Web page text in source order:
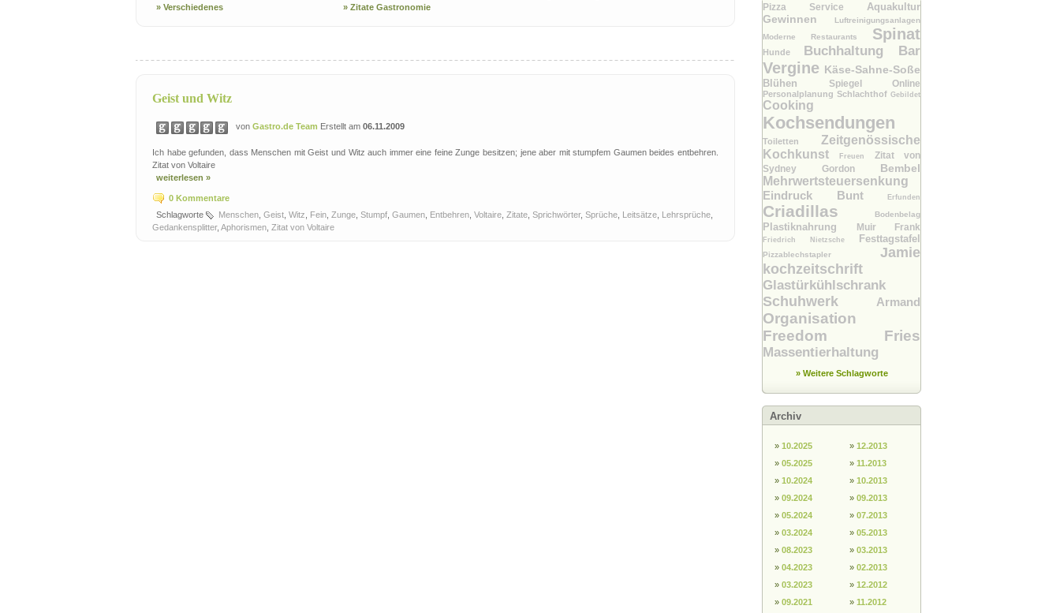
» Verschiedenes
» Zitate Gastronomie
Geist und Witz
von Gastro.de Team Erstellt am 06.11.2009
Ich habe gefunden, dass Menschen mit Geist und Witz auch immer eine feine Zunge besitzen; jene aber mit stumpfem Gaumen beides entbehren.
Zitat von Voltaire
weiterlesen »
0 Kommentare
Schlagworte
Menschen Geist Witz Fein Zunge Stumpf Gaumen Entbehren Voltaire Zitate Sprichwörter, Sprüche Leitsätze Lehrsprüche
Gedankensplitter, Aphorismen Zitat von Voltaire
Pizza Service Aquakultur
Gewinnen
Luftreinigungsanlagen
Moderne Restaurants Spinat
Hunde Buchhaltung Bar
Vergine Käse-Sahne-Soße
Blühen Spiegel Online
Personalplanung Schlachthof Gebildet
Cooking
Kochsendungen
Toiletten Zeitgenössische
KochkunstFreuen Zitat von
Sydney Gordon Bembel
Mehrwertsteuersenkung
Eindruck Bunt Erfunden
Criadillas Bodenbelag
Plastiknahrung Muir Frank
Friedrich Nietzsche Festtagstafel
Pizzablechstapler Jamie
kochzeitschrift
Glastürkühlschrank
Schuhwerk Armand
Organisation
Freedom Fries
Massentierhaltung
» Weitere Schlagworte
Archiv
» 10.2025
» 05.2025
» 10.2024
» 09.2024
» 05.2024
» 03.2024
» 08.2023
» 04.2023
» 03.2023
» 09.2021
» 12.2013
» 11.2013
» 10.2013
» 09.2013
» 07.2013
» 05.2013
» 03.2013
» 02.2013
» 12.2012
» 11.2012